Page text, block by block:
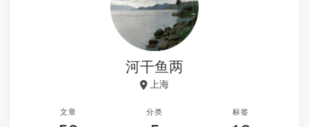
河干鱼两
上海
文章 分类 标签